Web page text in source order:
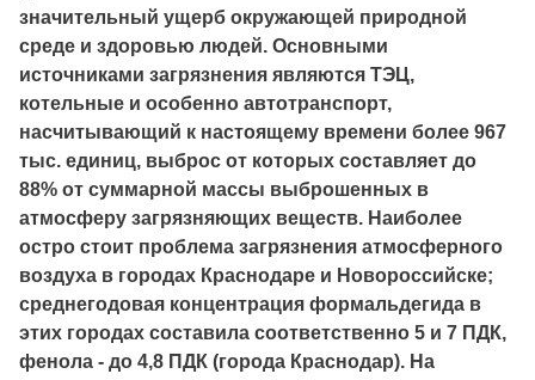
значительный ущерб окружающей природной
среде и здоровью людей. Основными
источниками загрязнения являются ТЭЦ,
котельные и особенно автотранспорт,
насчитывающий к настоящему времени более 967
тыс. единиц, выброс от которых составляет до
88% от суммарной массы выброшенных в
атмосферу загрязняющих веществ. Наиболее
остро стоит проблема загрязнения атмосферного
воздуха в городах Краснодаре и Новороссийске;
среднегодовая концентрация формальдегида в
этих городах составила соответственно 5 и 7 ПДК,
фенола - до 4,8 ПДК (города Краснодар). На